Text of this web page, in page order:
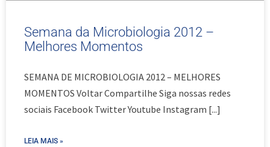
Semana da Microbiologia 2012 –
Melhores Momentos
SEMANA DE MICROBIOLOGIA 2012 – MELHORES
MOMENTOS Voltar Compartilhe Siga nossas redes
sociais Facebook Twitter Youtube Instagram [...]
LEIA MAIS »